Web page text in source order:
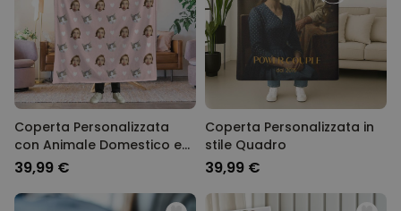
Coperta Personalizzata
con Animale Domestico e
Viso
39,99 €
Coperta Personalizzata in
stile Quadro
39,99 €